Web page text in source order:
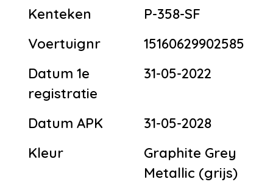
Kenteken
P-358-SF
Voertuignr
15160629902585
Datum 1e
registratie
31-05-2022
Datum APK
31-05-2028
Kleur
Graphite Grey
Metallic (grijs)